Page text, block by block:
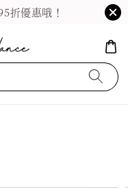
折優惠哦！